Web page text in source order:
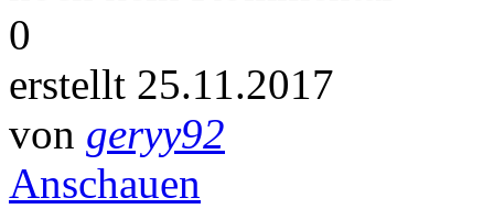
0
erstellt 25.11.2017
von geryy92
Anschauen